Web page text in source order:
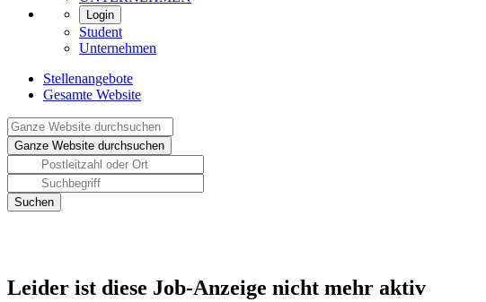
Login
Student
Unternehmen
Stellenangebote
Gesamte Website
Leider ist diese Job-Anzeige nicht mehr aktiv